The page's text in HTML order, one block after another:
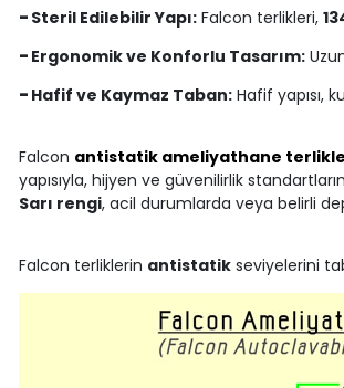
- Steril Edilebilir Yapı:Falcon terlikleri,
- Ergonomik ve Konforlu Tasarım:
- Hafif ve Kaymaz Taban:Hafif yapısı,
Falcon antistatik ameliyathane
yapısıyla, hijyen ve güvenilirlik
Sarı rengi, acil durumlarda veya belirli
Falcon terliklerin antistatikseviyelerini